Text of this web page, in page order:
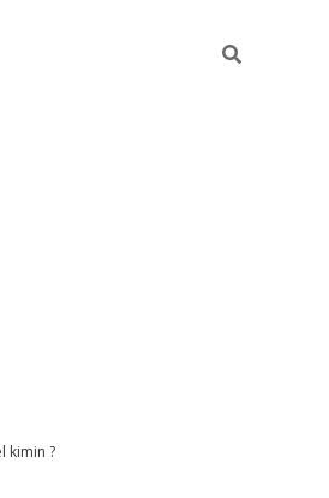
kimin ?
sitesi